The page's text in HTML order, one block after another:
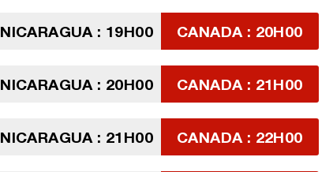
NICARAGUA : 19H00 CANADA : 20H00
NICARAGUA : 20H00 CANADA : 21H00
NICARAGUA : 21H00 CANADA : 22H00